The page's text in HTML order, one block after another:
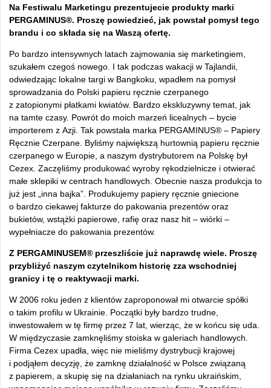
Na Festiwalu Marketingu prezentujecie produkty marki
PERGAMINUS®. Proszę powiedzieć, jak powstał pomysł tego
brandu i co składa się na Waszą ofertę.
Po bardzo intensywnych latach zajmowania się marketingiem,
szukałem czegoś nowego. I tak podczas wakacji w Tajlandii,
odwiedzając lokalne targi w Bangkoku, wpadłem na pomysł
sprowadzania do Polski papieru ręcznie czerpanego
z zatopionymi płatkami kwiatów. Bardzo ekskluzywny temat, jak
na tamte czasy. Powrót do moich marzeń licealnych – bycie
importerem z Azji. Tak powstała marka PERGAMINUS® – Papiery
Ręcznie Czerpane. Byliśmy największą hurtownią papieru ręcznie
czerpanego w Europie, a naszym dystrybutorem na Polskę był
Cezex. Zaczęliśmy produkować wyroby rękodzielnicze i otwierać
małe sklepiki w centrach handlowych. Obecnie nasza produkcja to
już jest „inna bajka”. Produkujemy papiery ręcznie gniecione
o bardzo ciekawej fakturze do pakowania prezentów oraz
bukietów, wstążki papierowe, rafię oraz nasz hit – wiórki –
wypełniacze do pakowania prezentów.
Z PERGAMINUSEM® przeszliście już naprawdę wiele. Proszę
przybliżyć naszym czytelnikom historię zza wschodniej
granicy i tę o reaktywacji marki.
W 2006 roku jeden z klientów zaproponował mi otwarcie spółki
o takim profilu w Ukrainie. Początki były bardzo trudne,
inwestowałem w tę firmę przez 7 lat, wierząc, że w końcu się uda.
W międzyczasie zamknęliśmy stoiska w galeriach handlowych.
Firma Cezex upadła, więc nie mieliśmy dystrybucji krajowej
i podjąłem decyzję, że zamknę działalność w Polsce związaną
z papierem, a skupię się na działaniach na rynku ukraińskim,